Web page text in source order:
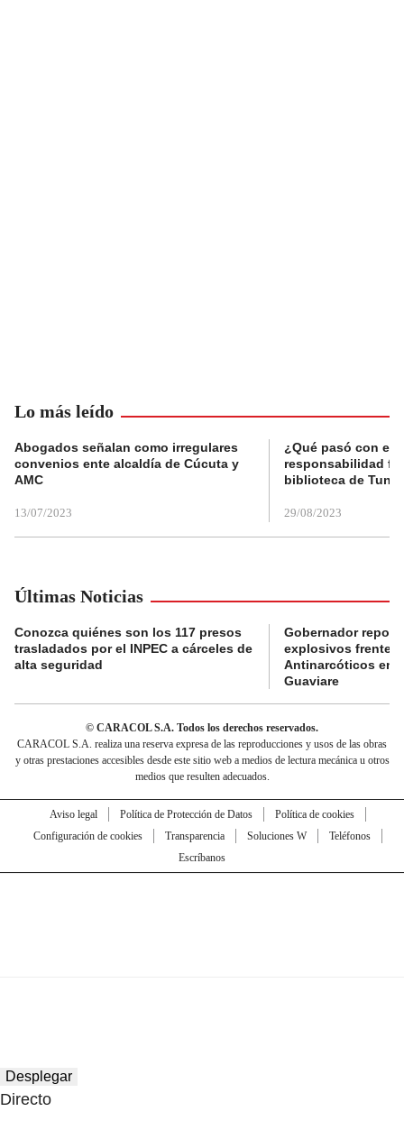
Lo más leído
Abogados señalan como irregulares
convenios ente alcaldía de Cúcuta y
AMC
13/07/2023
¿Qué pasó con el
responsabilidad
biblioteca de
29/08/2023
Últimas Noticias
Conozca quiénes son los 117 presos
trasladados por el INPEC a cárceles de
alta seguridad
Gobernador
explosivos frente a
Antinarcóticos en
Guaviare
© CARACOL S.A. Todos los derechos reservados.
CARACOL S.A. realiza una reserva expresa de las reproducciones y usos de las obras
y otras prestaciones accesibles desde este sitio web a medios de lectura mecánica u otros
medios que resulten adecuados.
Aviso legal Política de Protección de Datos
Política de cookies
Configuración de cookies
Transparencia Soluciones W
Teléfonos
Escríbanos
Desplegar
Directo